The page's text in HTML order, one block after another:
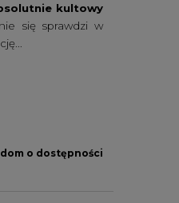
kultowy
się sprawdzi w
o dostępności